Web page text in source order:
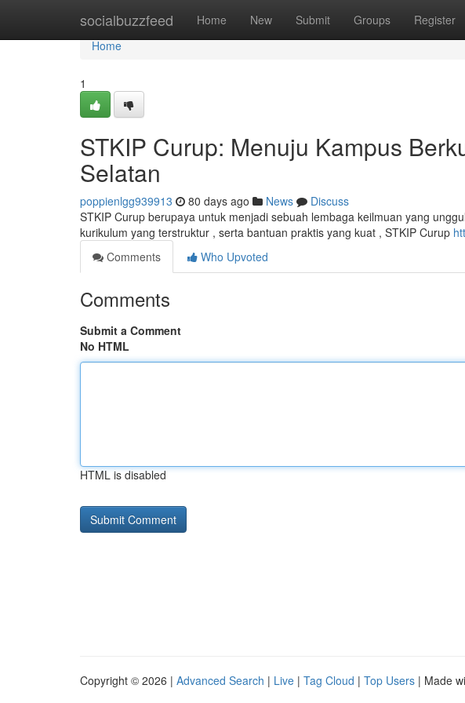
socialbuzzfeed Home New Submit Groups Register
Home
Home
1
STKIP Curup: Menuju Kampus
Selatan
poppienlgg939913 80 days ago News
Discuss
STKIP Curup berupaya untuk menjadi sebuah lembaga keilmuan yang
kurikulum yang terstruktur , serta bantuan praktis yang kuat , STKIP Curup
Comments
Who Upvoted
Comments
Submit a Comment
No HTML
HTML is disabled
Copyright © 2026 | Advanced Search | Live | Tag Cloud | Top Users | Made